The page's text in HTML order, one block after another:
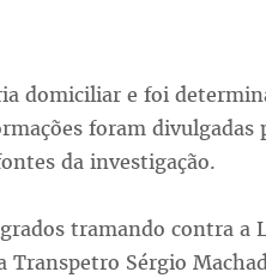
domiciliar e foi
foram divulgadas
da investigação.
tramando contra a
Sérgio